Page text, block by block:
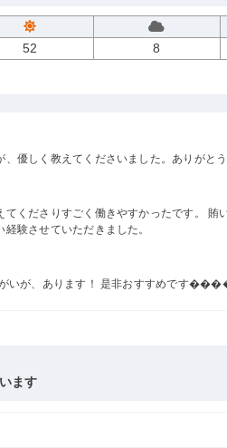
52 8
、優しく教えてくださいました。ありがと
てくださりすごく働きやすかったです。 賄
験させていただきました。
がいが、あります！ 是非おすすめです
ます